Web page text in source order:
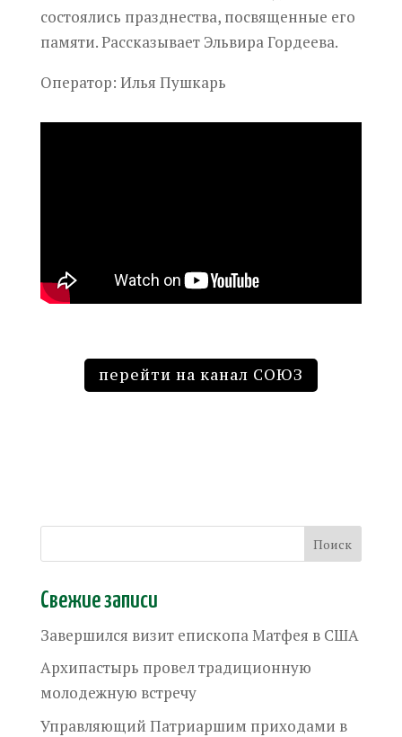
состоялись празднества, посвященные его
памяти. Рассказывает Эльвира Гордеева.
Оператор: Илья Пушкарь
перейти на канал СОЮЗ
Свежие записи
Завершился визит епископа Матфея в США
Архипастырь провел традиционную
молодежную встречу
Управляющий Патриаршим приходами в